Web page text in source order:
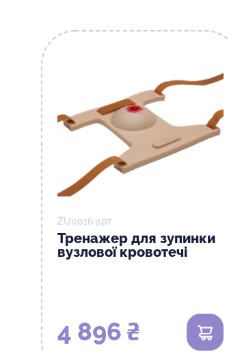
ZU0016 арт
Тренажер для зупинки
вузлової кровотечі
4 896 ₴ В